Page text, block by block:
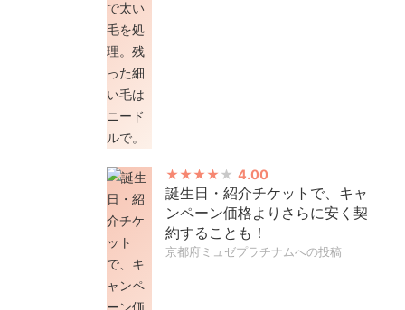
4.00
誕生日・紹介チケットで、キャ
ンペーン価格よりさらに安く契
約することも！
京都府ミュゼプラチナムへの投稿